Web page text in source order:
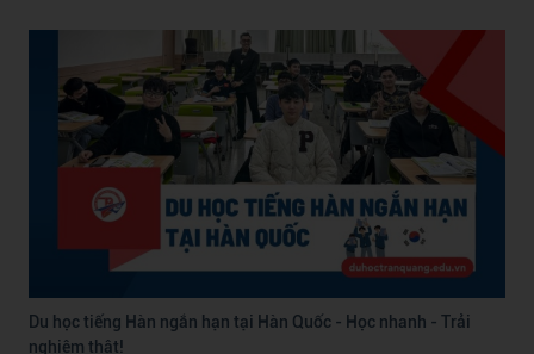
Du học tiếng Hàn ngắn hạn tại Hàn Quốc - Học nhanh - Trải
nghiệm thật!